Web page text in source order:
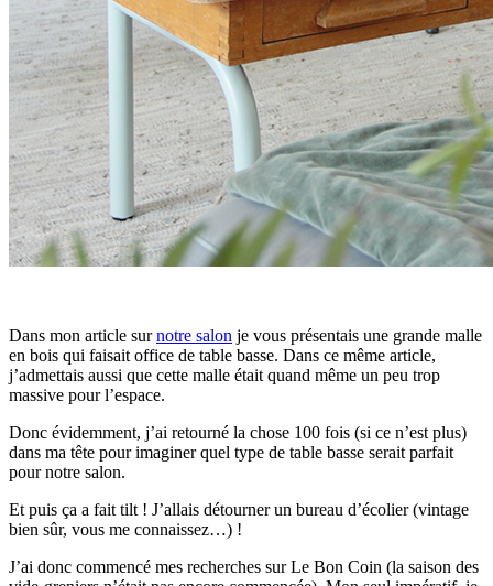
Dans mon article surnotre salon je vous présentais une grande malle
en bois qui faisait office de table basse. Dans ce même article,
j’admettais aussi que cette malle était quand même un peu trop
massive pour l’espace.
Donc évidemment, j’ai retourné la chose 100 fois (si ce n’est plus)
dans ma tête pour imaginer quel type de table basse serait parfait
pour notre salon.
Et puis ça a fait tilt ! J’allais détourner un bureau d’écolier (vintage
bien sûr, vous me connaissez…) !
J’ai donc commencé mes recherches sur Le Bon Coin (la saison des